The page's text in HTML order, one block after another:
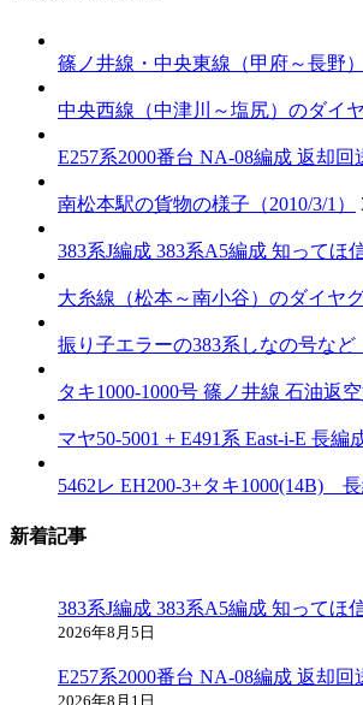
篠ノ井線・中央東線（甲府～長野
中央西線（中津川～塩尻）のダイ
E257系2000番台 NA-08編成 返却
南松本駅の貨物の様子（2010/3/1）
383系J編成 383系A5編成 知ってほ
大糸線（松本～南小谷）のダイヤグ
振り子エラーの383系しなの号な
タキ1000-1000号 篠ノ井線 石油返空
マヤ50-5001 + E491系 East-i-E 長編
5462レ EH200-3+タキ1000(14B)
新着記事
383系J編成 383系A5編成 知ってほ
2026年8月5日
E257系2000番台 NA-08編成 返却
2026年8月1日